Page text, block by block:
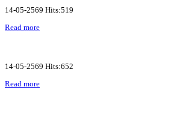
14-05-2569 Hits:519
Read more
14-05-2569 Hits:652
Read more